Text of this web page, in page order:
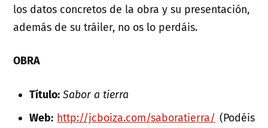
los datos concretos de la obra y su presentación,
además de su tráiler, no os lo perdáis.
OBRA
Título: Sabor a tierra
Web: http://jcboiza.com/saboratierra/ (Podéis